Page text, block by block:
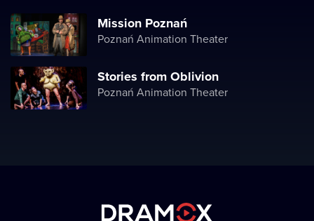
Mission Poznań
Poznań Animation Theater
Stories from Oblivion
Poznań Animation Theater